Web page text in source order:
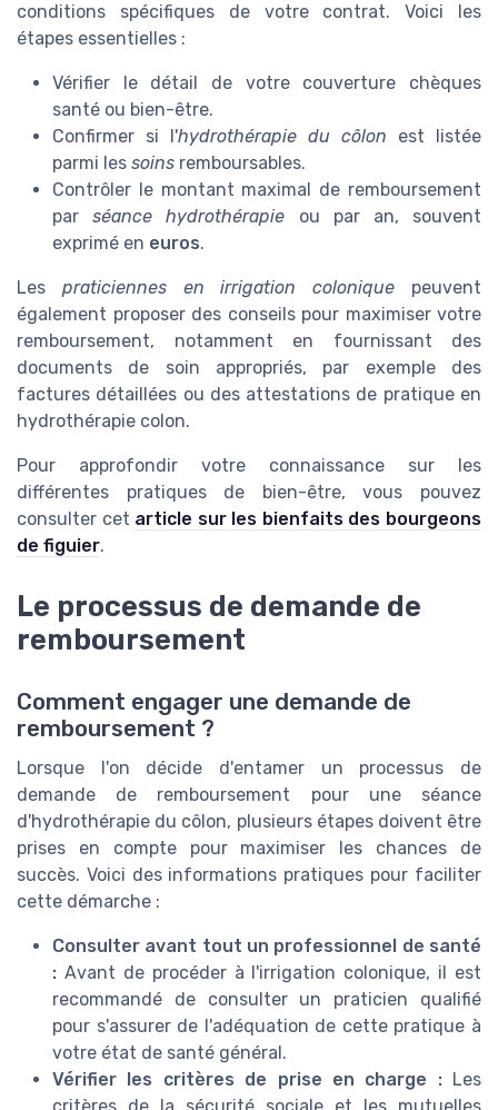
conditions spécifiques de votre contrat. Voici les
étapes essentielles :
Vérifier le détail de votre couverture chèques
santé ou bien-être.
Confirmer si l'hydrothérapie du côlon est listée
parmi les soins remboursables.
Contrôler le montant maximal de remboursement
parséance hydrothérapie ou par an, souvent
exprimé en euros.
Les praticiennes en irrigation colonique peuvent
également proposer des conseils pour maximiser votre
remboursement, notamment en fournissant des
documents de soin appropriés, par exemple des
factures détaillées ou des attestations de pratique en
hydrothérapie colon.
Pour approfondir votre connaissance sur les
différentes pratiques de bien-être, vous pouvez
consulter cet article sur les bienfaits des bourgeons
de figuier.
Le processus de demande de
remboursement
Comment engager une demande de
remboursement ?
Lorsque l'on décide d'entamer un processus de
demande de remboursement pour une séance
d'hydrothérapie du côlon, plusieurs étapes doivent être
prises en compte pour maximiser les chances de
succès. Voici des informations pratiques pour faciliter
cette démarche :
Consulter avant tout un professionnel de santé
: Avant de procéder à l'irrigation colonique, il est
recommandé de consulter un praticien qualifié
pour s'assurer de l'adéquation de cette pratique à
votre état de santé général.
Vérifier les critères de prise en charge :Les